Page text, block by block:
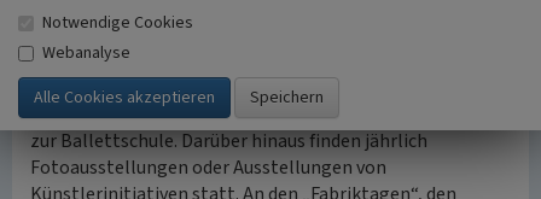
Kursangebote, Gewerbebetriebe und Angebote aus dem
Bereich der Kultur. Dabei reichen die vielfältigen
Wahlmöglichkeiten von Fotografie, Yoga, Geigenbau,
Restauration, Kampfsport über Grafik und Design bis hin
zur Ballettschule. Darüber hinaus finden jährlich
Fotoausstellungen oder Ausstellungen von
Notwendige Cookies
Webanalyse